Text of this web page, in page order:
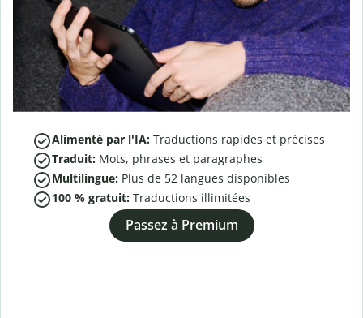
Alimenté par l'IA: Traductions rapides et précises
Traduit: Mots, phrases et paragraphes
Multilingue: Plus de 52 langues disponibles
100 % gratuit: Traductions illimitées
Passez à Premium